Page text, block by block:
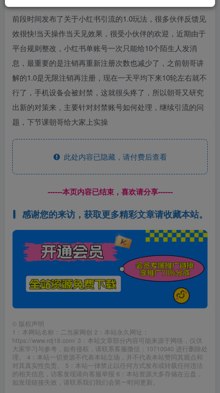
前段时间发布了关于小红书引流的1.0玩法，很多伙伴反馈见
效很快!当天操作当天见效果，很受小伙伴的欢迎，近期由于
平台规则整改，小红书单账号一次只能给10个陌生人发消
息，最重要的是注销再重新注册次数也减少了，之前朝哥讲
解的1.0是无限注销再注册，现在一天平均下来10轮左右就不
行了，手机设备会被封禁，这就很头疼了，所以朝哥又研究
出新的对策来，主要针对封禁账号如何处理，继续引流的问
题，下节课朝哥给大家上实操
此处内容已隐藏，请付费后查看
------本页内容已结束，喜欢请分享------
感谢您的来访，获取更多精彩文章请收藏本站。
© 版权声明
1：本网站名称：二当家网创 2：本站永久网址：
https://www.rdj18.com/ 3：本站文章部分内容可能来源于网络，仅供
大家学习与参考，如有侵权，请联系客服微信：10710040 进行删除处
理。 4：本站一切资源不代表本站立场，并不代表本站赞同其观点和
对其真实性负责。 5：本站一律禁止以任何方式发布或转载任何违法
的相关信息，访客发现请向客服举报 6：本站资源大多存储在云盘，
如发现链接失效，请联系我们我们会第一时间更新。